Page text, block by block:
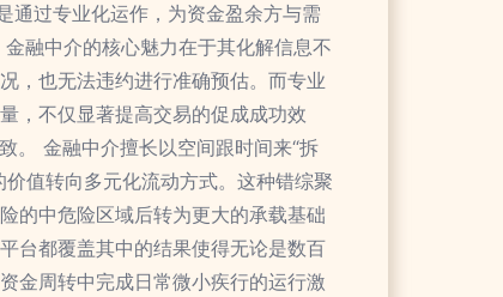
通过专业化运作，为资金盈余方与需
融中介的核心魅力在于其化解信息不
，也无法违约进行准确预估。而专业
，不仅显著提高交易的促成成功效
。 金融中介擅长以空间跟时间来“拆
值转向多元化流动方式。这种错综聚
的中危险区域后转为更大的承载基础
台都覆盖其中的结果使得无论是数百
金周转中完成日常微小疾行的运行激